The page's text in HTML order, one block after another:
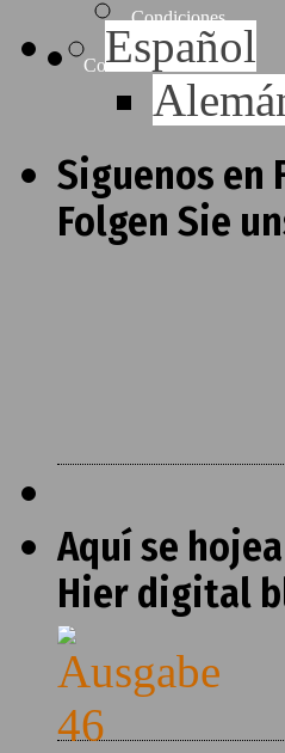
Condiciones
Contacto
Español
Siguenos en
Folgen Sie
Aquí se
Hier digital